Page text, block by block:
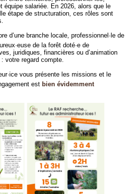
équipe salariée. En 2026, alors que le
étape de structuration, ces rôles sont
d’une branche locale, professionnel·le de
de la forêt doté·e de
juridiques, financières ou d’animation
votre regard compte.
vous présente les missions et le
est bien évidemment